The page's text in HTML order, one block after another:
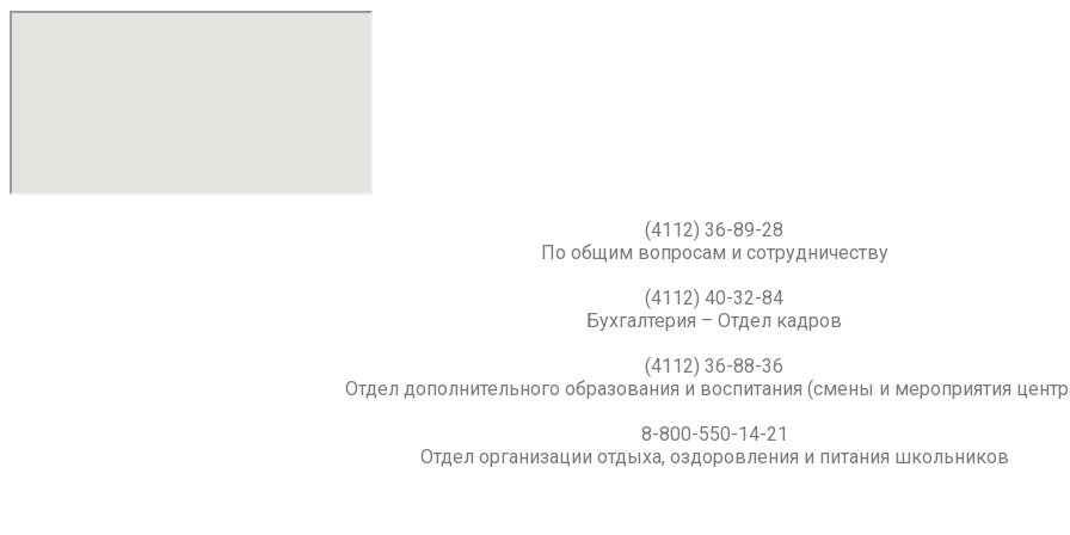
(4112) 36-89-28
По общим вопросам и сотрудничеству
(4112) 40-32-84
Бухгалтерия – Отдел кадров
(4112) 36-88-36
Отдел дополнительного образования и воспитания (смены и мероприятия
8-800-550-14-21
Отдел организации отдыха, оздоровления и питания школьников